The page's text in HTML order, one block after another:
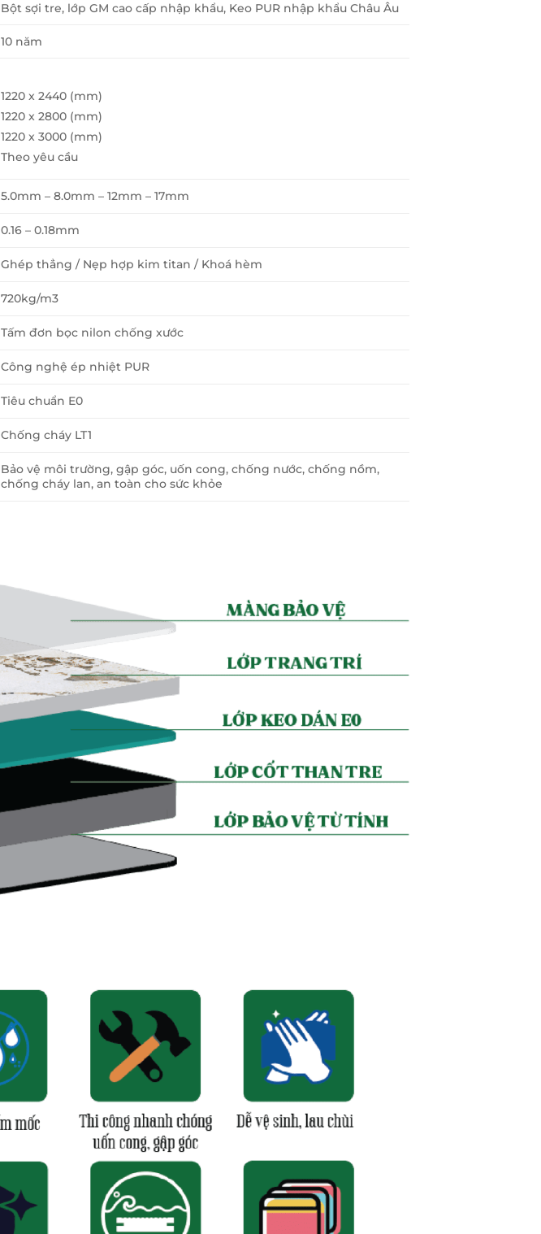
Bột sợi tre, lớp GM cao cấp nhập khẩu, Keo PUR nhập khẩu Châu Âu
10 năm
1220 x 2440 (mm)
1220 x 2800 (mm)
1220 x 3000 (mm)
Theo yêu cầu
5.0mm – 8.0mm – 12mm – 17mm
0.16 – 0.18mm
Ghép thẳng / Nẹp hợp kim titan / Khoá hèm
720kg/m3
Tấm đơn bọc nilon chống xước
Công nghệ ép nhiệt PUR
Tiêu chuẩn E0
Chống cháy LT1
Bảo vệ môi trường, gập góc, uốn cong, chống nước, chống nồm,
chống cháy lan, an toàn cho sức khỏe